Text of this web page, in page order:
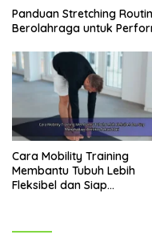
Panduan Stretching
Berolahraga untuk
Cara Mobility Training
Membantu Tubuh Lebih
Fleksibel dan Siap